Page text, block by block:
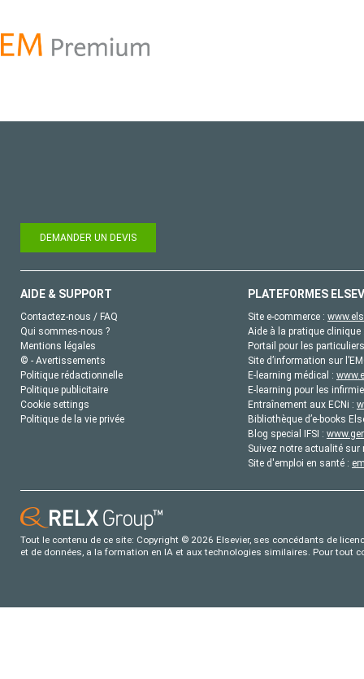
DEMANDER UN DEVIS
AIDE & SUPPORT
Contactez-nous / FAQ
Qui sommes-nous ?
Mentions légales
© - Avertissements
Politique rédactionnelle
Politique publicitaire
Cookie settings
Politique de la vie privée
PLATEFORMES
Site e-commerce :
Aide à la pratique
Portail pour les
Site d’information sur
E-learning médical :
E-learning pour les
Entraînement aux ECNi :
Bibliothèque d’e-books
Blog special IFSI :
Suivez notre actualité sur
Site d'emploi en santé :
Tout le contenu de ce site: Copyright © 2026 Elsevier, ses concédants de
et de données, a la formation en IA et aux technologies similaires. Pour tout